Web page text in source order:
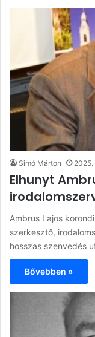
Simó Márton 2025.
Elhunyt
Ambrus Lajos
szerkesztő,
hosszas szenvedés
Bővebben »